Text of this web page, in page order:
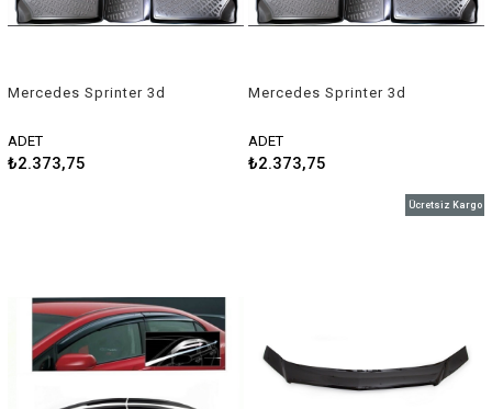
Mercedes Sprinter 3d
ADET
₺2.373,75
Mercedes Sprinter 3d
ADET
₺2.373,75
Ücretsiz Kargo